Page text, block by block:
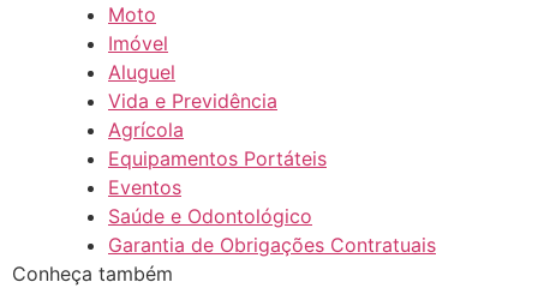
Moto
Imóvel
Aluguel
Vida e Previdência
Agrícola
Equipamentos Portáteis
Eventos
Saúde e Odontológico
Garantia de Obrigações Contratuais
Conheça também